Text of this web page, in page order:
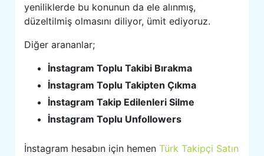
yeniliklerde bu konunun da ele alınmış,
düzeltilmiş olmasını diliyor, ümit ediyoruz.
Diğer arananlar;
İnstagram Toplu Takibi Bırakma
İnstagram Toplu Takipten Çıkma
İnstagram Takip Edilenleri Silme
İnstagram Toplu Unfollowers
İnstagram hesabın için hemenTürk Takipçi Satın